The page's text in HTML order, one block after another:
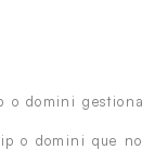
o domini
o domini que